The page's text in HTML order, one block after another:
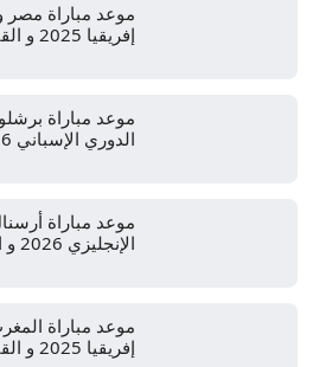
موعد مباراة
إفريقيا 2025 و القنوات الناقلة
موعد مباراة
الدوري الإسباني 2026 و القنوات الناقلة
موعد مباراة
الإنجليزي 2026 و القنوات الناقلة
موعد مباراة
إفريقيا 2025 و القنوات الناقلة